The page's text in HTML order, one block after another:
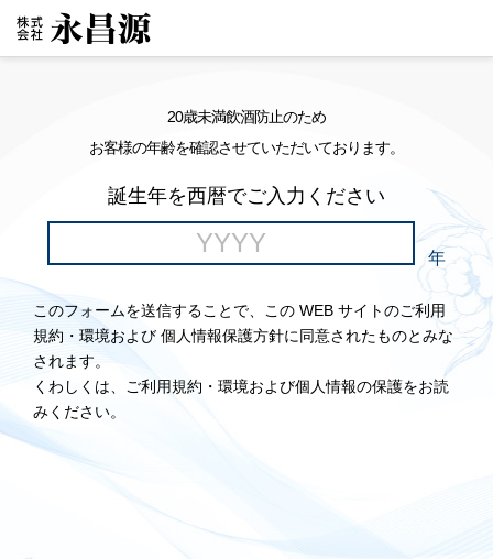
20歳未満飲酒防止のため
お客様の年齢を確認させていただいております。
誕生年を西暦でご入力ください
年
このフォームを送信することで、この WEB サイトのご利用
規約・環境および 個人情報保護方針に同意されたものとみな
されます。
くわしくは、ご利用規約・環境および個人情報の保護をお読
みください。